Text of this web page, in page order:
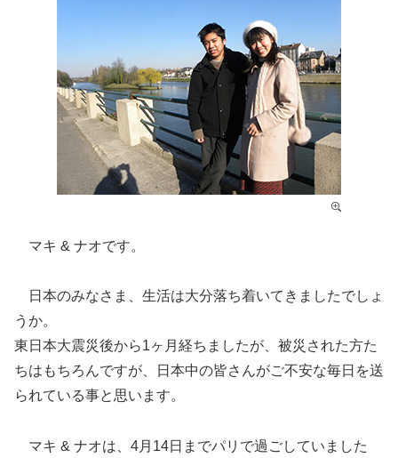
マキ & ナオです。
日本のみなさま、生活は大分落ち着いてきましたでしょ
うか。
東日本大震災後から1ヶ月経ちましたが、被災された方た
ちはもちろんですが、日本中の皆さんがご不安な毎日を送
られている事と思います。
マキ & ナオは、4月14日までパリで過ごしていました